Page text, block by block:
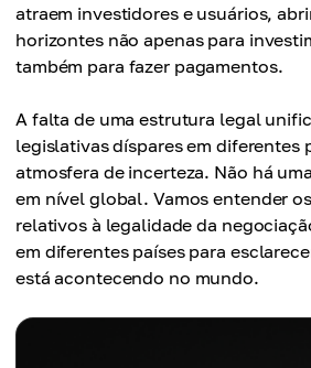
atraem investidores e usuários,
horizontes não apenas para
também para fazer pagamentos.
A falta de uma estrutura legal
legislativas díspares em diferentes
atmosfera de incerteza. Não há
em nível global. Vamos entender
relativos à legalidade da
em diferentes países para
está acontecendo no mundo.